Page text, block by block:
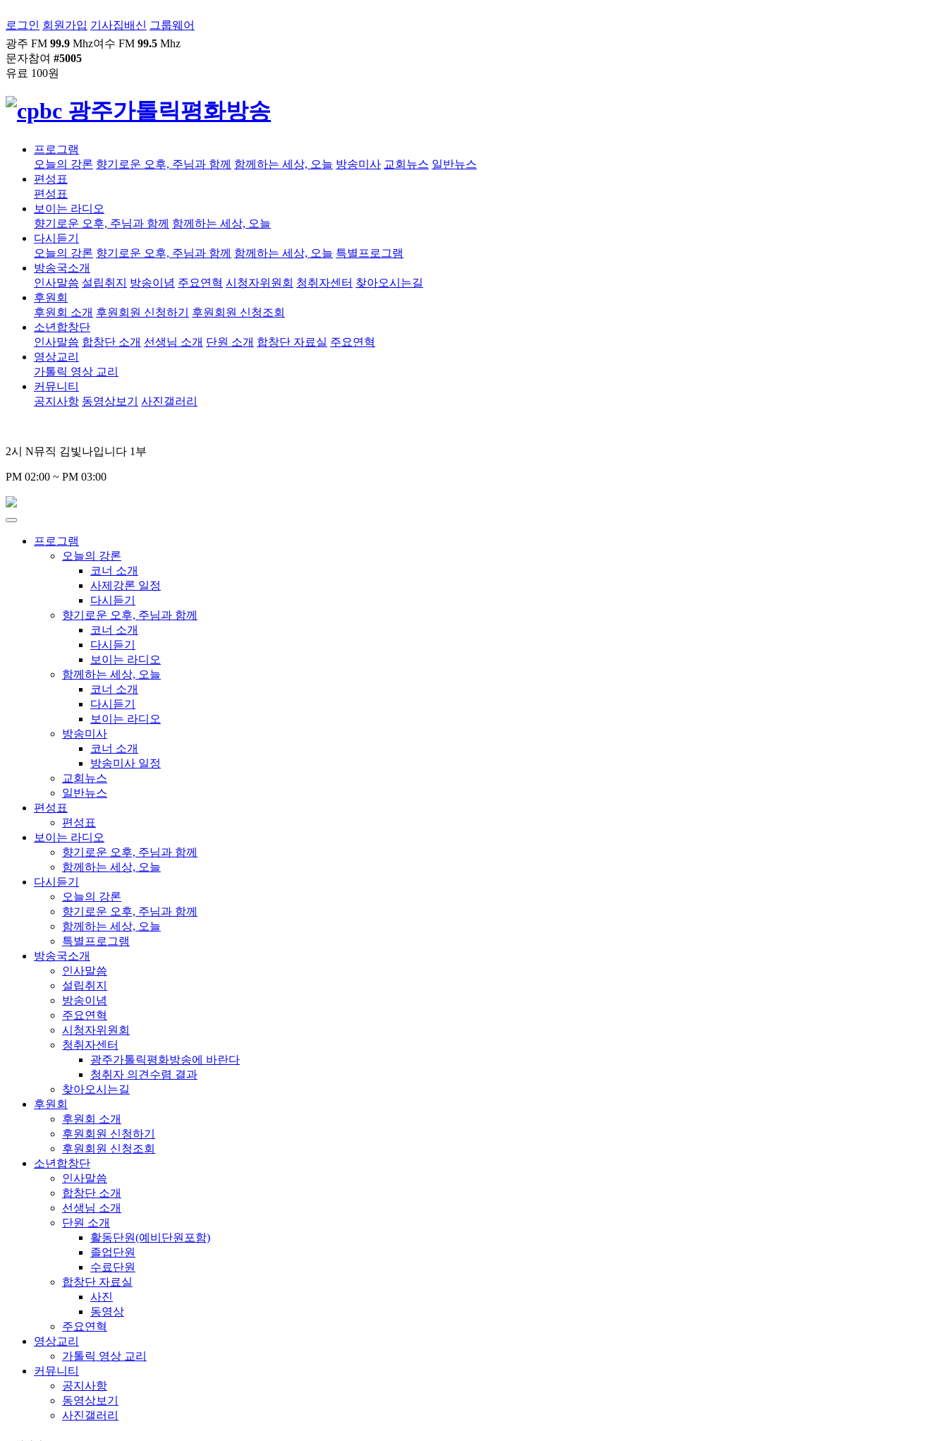
로그인 회원가입 기사집배신 그룹웨어
광주 FM 99.9 Mhz여수 FM 99.5 Mhz
문자참여 #5005
유료 100원
프로그램
오늘의 강론 향기로운 오후, 주님과 함께 함께하는 세상, 오늘 방송미사 교회뉴스 일반뉴스
편성표
편성표
보이는 라디오
향기로운 오후, 주님과 함께 함께하는 세상, 오늘
다시듣기
오늘의 강론 향기로운 오후, 주님과 함께 함께하는 세상, 오늘 특별프로그램
방송국소개
인사말씀 설립취지 방송이념 주요연혁 시청자위원회 청취자센터 찾아오시는길
후원회
후원회 소개 후원회원 신청하기
후원회원 신청조회
소년합창단
인사말씀 합창단 소개 선생님 소개 단원 소개 합창단 자료실 주요연혁
영상교리
가톨릭 영상 교리
커뮤니티
공지사항 동영상보기 사진갤러리
2시 N뮤직 김빛나입니다 1부
PM 02:00 ~ PM 03:00
프로그램
오늘의 강론
코너 소개
사제강론 일정
다시듣기
향기로운 오후, 주님과 함께
코너 소개
다시듣기
보이는 라디오
함께하는 세상, 오늘
코너 소개
다시듣기
보이는 라디오
방송미사
코너 소개
방송미사 일정
교회뉴스
일반뉴스
편성표
편성표
보이는 라디오
향기로운 오후, 주님과 함께
함께하는 세상, 오늘
다시듣기
오늘의 강론
향기로운 오후, 주님과 함께
함께하는 세상, 오늘
특별프로그램
방송국소개
인사말씀
설립취지
방송이념
주요연혁
시청자위원회
청취자센터
광주가톨릭평화방송에 바란다
청취자 의견수렴 결과
찾아오시는길
후원회
후원회 소개
후원회원 신청하기
후원회원 신청조회
소년합창단
인사말씀
합창단 소개
선생님 소개
단원 소개
활동단원(예비단원포함)
졸업단원
수료단원
합창단 자료실
사진
동영상
주요연혁
영상교리
가톨릭 영상 교리
커뮤니티
공지사항
동영상보기
사진갤러리